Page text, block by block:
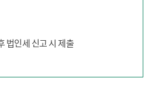
법인세 신고 시 제출